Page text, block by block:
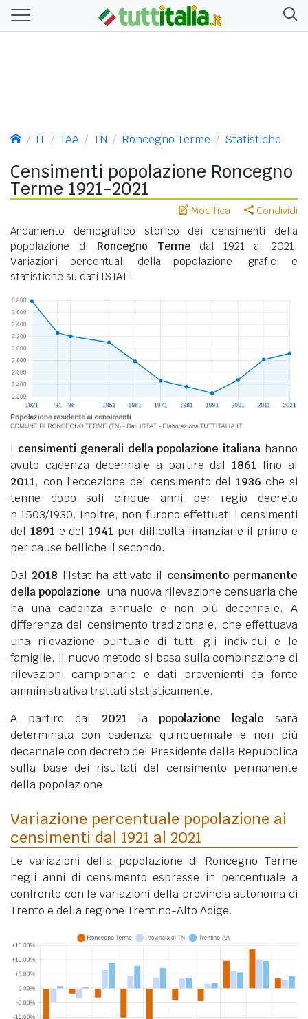
IT TAA TN Roncegno Terme Statistiche
Censimenti popolazione Roncegno
Terme 1921-2021
Modifica Condividi
Andamento demografico storico dei censimenti della
popolazione di Roncegno Termedal 1921 al 2021.
Variazioni percentuali della popolazione, grafici e
statistiche su dati ISTAT.
I censimenti generali della popolazione italiana hanno
avuto cadenza decennale a partire dal1861 fino al
2011, con l'eccezione del censimento del 1936 che si
tenne dopo soli cinque anni per regio decreto
n.1503/1930. Inoltre, non furono effettuati i censimenti
del 1891 e del1941 per difficoltà finanziarie il primo e
per cause belliche il secondo.
Dal 2018 l'Istat ha attivato il censimento permanente
della popolazione, una nuova rilevazione censuaria che
ha una cadenza annuale e non più decennale. A
differenza del censimento tradizionale, che effettuava
una rilevazione puntuale di tutti gli individui e le
famiglie, il nuovo metodo si basa sulla combinazione di
rilevazioni campionarie e dati provenienti da fonte
amministrativa trattati statisticamente.
A partire dal 2021 la popolazione legale sarà
determinata con cadenza quinquennale e non più
decennale con decreto del Presidente della Repubblica
sulla base dei risultati del censimento permanente
della popolazione.
Variazione percentuale popolazione ai
censimenti dal 1921 al 2021
Le variazioni della popolazione di Roncegno Terme
negli anni di censimento espresse in percentuale a
confronto con le variazioni della provincia autonoma di
Trento e della regione Trentino-Alto Adige.